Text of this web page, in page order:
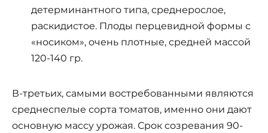
детерминантного типа, среднерослое,
раскидистое. Плоды перцевидной формы с
«носиком», очень плотные, средней массой
120-140 гр.
В-третьих, самыми востребованными являются
среднеспелые сорта томатов, именно они дают
основную массу урожая. Срок созревания 90-